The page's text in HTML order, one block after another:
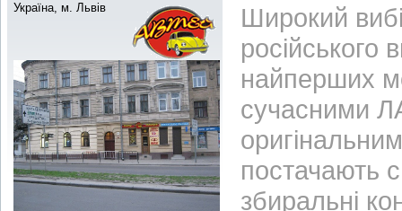
Україна, м. Львів
Широкий
найперших
сучасними
постачають
збиральні